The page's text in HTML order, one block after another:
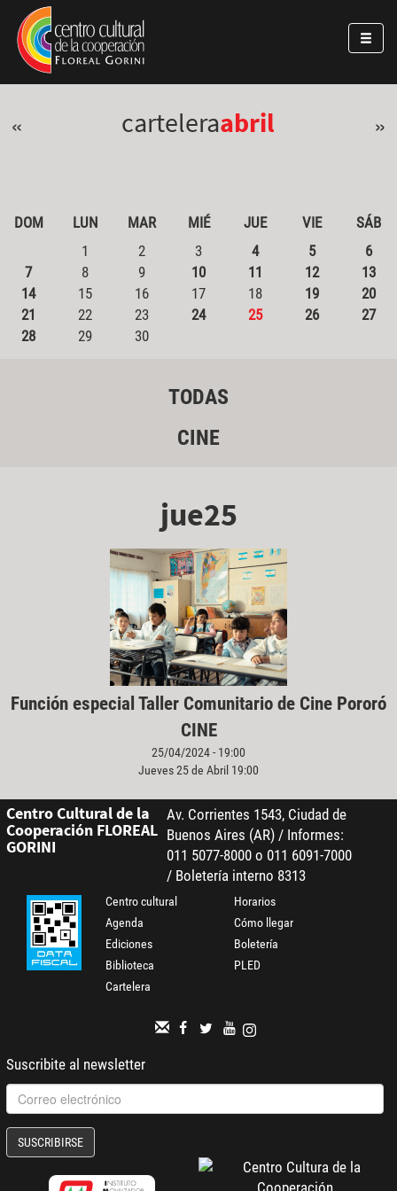
Pasar al contenido principal
Jump to main content
« carteleraabril »
DOM LUN MAR MIÉ JUE VIE
SÁB
1
2 3 4 5
6
7
8 9 10 11 12
13
14
15 16 17 18 19
20
21
22 23 24 25 26
27
28
29 30
TODAS
CINE
jue25
Función especial Taller Comunitario de Cine Pororó
CINE
25/04/2024 - 19:00
Jueves 25 de Abril 19:00
Centro Cultural de la
Cooperación FLOREAL
GORINI
Av. Corrientes 1543, Ciudad de
Buenos Aires (AR) / Informes:
011 5077-8000 o 011 6091-7000
/ Boletería interno 8313
Centro cultural
Agenda
Ediciones
Biblioteca
Cartelera
Horarios
Cómo llegar
Boletería
PLED
Suscribite al newsletter
SUSCRIBIRSE